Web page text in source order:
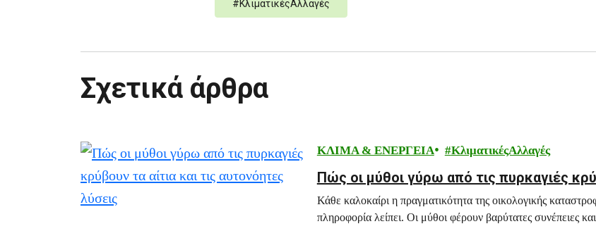
#ΚλιματικέςΑλλαγές
Σχετικά άρθρα
ΚΛΙΜΑ & ΕΝΕΡΓΕΙΑ ΚλιματικέςΑλλαγές
Πώς οι μύθοι γύρω από τις πυρκαγιές
Κάθε καλοκαίρι η πραγματικότητα της οικολογικής
πληροφορία λείπει. Οι μύθοι φέρουν βαρύτατες συνέπειες